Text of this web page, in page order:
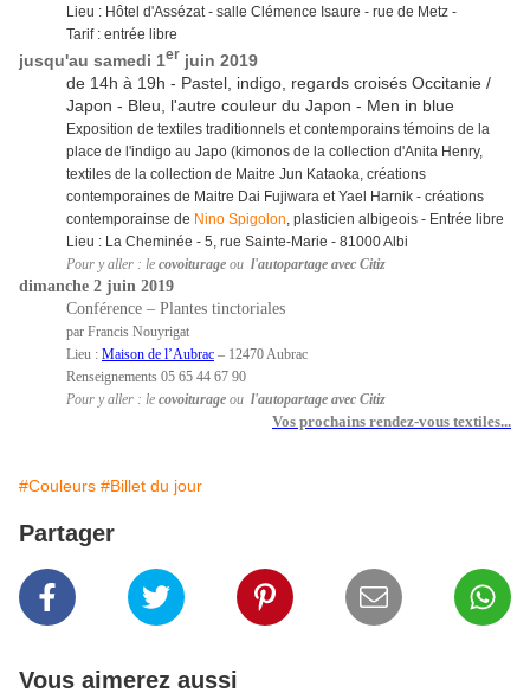
Lieu : Hôtel d'Assézat - salle Clémence Isaure - rue de Metz -
Tarif : entrée libre
jusqu'au samedi 1er juin 2019
de 14h à 19h - Pastel, indigo, regards croisés Occitanie /
Japon - Bleu, l'autre couleur du Japon - Men in blue
Exposition de textiles traditionnels et contemporains témoins de la
place de l'indigo au Japo (kimonos de la collection d'Anita Henry,
textiles de la collection de Maitre Jun Kataoka, créations
contemporaines de Maitre Dai Fujiwara et Yael Harnik - créations
contemporainse de Nino Spigolon, plasticien albigeois - Entrée libre
Lieu : La Cheminée - 5, rue Sainte-Marie - 81000 Albi
Pour y aller : le covoiturage ou l'autopartage avec Citiz
dimanche 2 juin 2019
Conférence – Plantes tinctoriales
par Francis Nouyrigat
Lieu : Maison de l’Aubrac – 12470 Aubrac
Renseignements 05 65 44 67 90
Pour y aller : le covoiturage ou l'autopartage avec Citiz
Vos prochains rendez-vous textiles...
#Couleurs #Billet du jour
Partager
Vous aimerez aussi